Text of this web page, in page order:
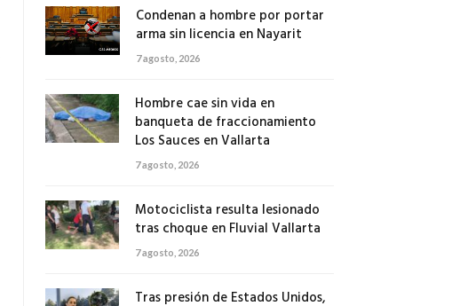
Condenan a hombre por portar
arma sin licencia en Nayarit
7 agosto, 2026
Hombre cae sin vida en
banqueta de fraccionamiento
Los Sauces en Vallarta
7 agosto, 2026
Motociclista resulta lesionado
tras choque en Fluvial Vallarta
7 agosto, 2026
Tras presión de Estados Unidos,